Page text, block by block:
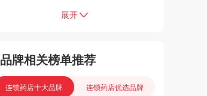
展开
品牌相关榜单推荐
连锁药店十大品牌 连锁药店优选品牌